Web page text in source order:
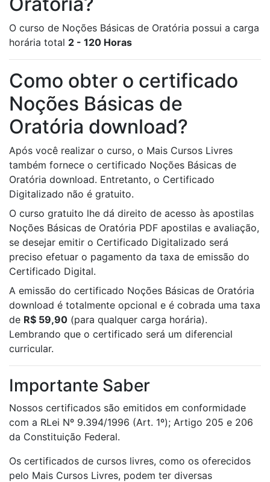
O curso de Noções Básicas de Oratória possui a carga
horária total 2 - 120 Horas
Como obter o certificado
Noções Básicas de
Oratória download?
Após você realizar o curso, o Mais Cursos Livres
também fornece o certificado Noções Básicas de
Oratória download. Entretanto, o Certificado
Digitalizado não é gratuito.
O curso gratuito lhe dá direito de acesso às apostilas
Noções Básicas de Oratória PDF apostilas e avaliação,
se desejar emitir o Certificado Digitalizado será
preciso efetuar o pagamento da taxa de emissão do
Certificado Digital.
A emissão do certificado Noções Básicas de Oratória
download é totalmente opcional e é cobrada uma taxa
de R$ 59,90 (para qualquer carga horária).
Lembrando que o certificado será um diferencial
curricular.
Importante Saber
Nossos certificados são emitidos em conformidade
com a RLei Nº 9.394/1996 (Art. 1º); Artigo 205 e 206
da Constituição Federal.
Os certificados de cursos livres, como os oferecidos
pelo Mais Cursos Livres, podem ter diversas